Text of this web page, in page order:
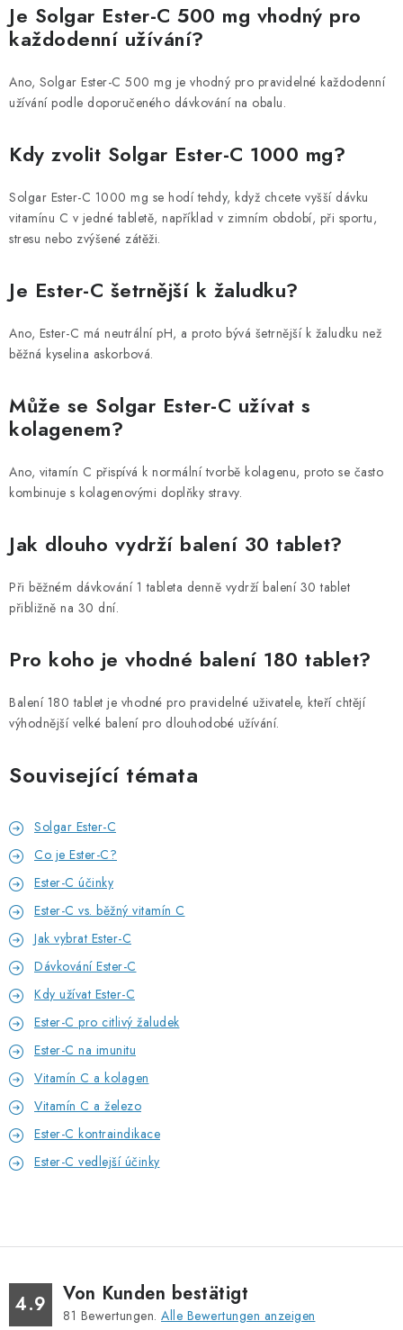
Je Solgar Ester-C 500 mg vhodný pro
každodenní užívání?
Ano, Solgar Ester-C 500 mg je vhodný pro pravidelné každodenní
užívání podle doporučeného dávkování na obalu.
Kdy zvolit Solgar Ester-C 1000 mg?
Solgar Ester-C 1000 mg se hodí tehdy, když chcete vyšší dávku
vitamínu C v jedné tabletě, například v zimním období, při sportu,
stresu nebo zvýšené zátěži.
Je Ester-C šetrnější k žaludku?
Ano, Ester-C má neutrální pH, a proto bývá šetrnější k žaludku než
běžná kyselina askorbová.
Může se Solgar Ester-C užívat s
kolagenem?
Ano, vitamín C přispívá k normální tvorbě kolagenu, proto se často
kombinuje s kolagenovými doplňky stravy.
Jak dlouho vydrží balení 30 tablet?
Při běžném dávkování 1 tableta denně vydrží balení 30 tablet
přibližně na 30 dní.
Pro koho je vhodné balení 180 tablet?
Balení 180 tablet je vhodné pro pravidelné uživatele, kteří chtějí
výhodnější velké balení pro dlouhodobé užívání.
Související témata
Solgar Ester-C
Co je Ester-C?
Ester-C účinky
Ester-C vs. běžný vitamín C
Jak vybrat Ester-C
Dávkování Ester-C
Kdy užívat Ester-C
Ester-C pro citlivý žaludek
Ester-C na imunitu
Vitamín C a kolagen
Vitamín C a železo
Ester-C kontraindikace
Ester-C vedlejší účinky
4.9 Von Kunden bestätigt
81 Bewertungen. Alle Bewertungen anzeigen